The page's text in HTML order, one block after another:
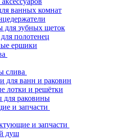
ванных комнат
для зубных щеток
полотенец
ершики
слива
для ванн и раковин
лотки и решётки
раковины
и запчасти
и запчасти
душ